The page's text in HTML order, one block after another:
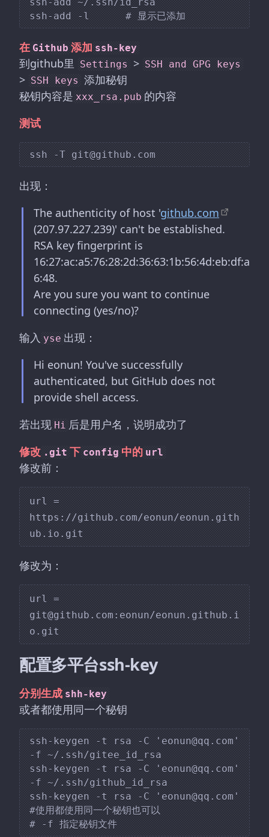
在 Github 添加 ssh-key
到github里 Settings > SSH and GPG keys
> SSH keys 添加秘钥
秘钥内容是 xxx_rsa.pub 的内容
测试
出现：
The authenticity of host 'github.com
(207.97.227.239)' can't be established.
RSA key fingerprint is
16:27:ac:a5:76:28:2d:36:63:1b:56:4d:eb:df:a
6:48.
Are you sure you want to continue
connecting (yes/no)?
输入 yse 出现：
Hi eonun! You've successfully
authenticated, but GitHub does not
provide shell access.
若出现 Hi 后是用户名，说明成功了
修改 .git 下 config 中的 url
修改前：
url =
https://github.com/eonun/eonun.gith
修改为：
url =
git@github.com:eonun/eonun.github.i
配置多平台ssh-key
分别生成 shh-key
或者都使用同一个秘钥
ssh-keygen -t rsa -C 'eonun@qq.com'
-f ~/.ssh/gitee_id_rsa
ssh-keygen -t rsa -C 'eonun@qq.com'
-f ~/.ssh/github_id_rsa
ssh-keygen -t rsa -C 'eonun@qq.com'
#使用都使用同一个秘钥也可以